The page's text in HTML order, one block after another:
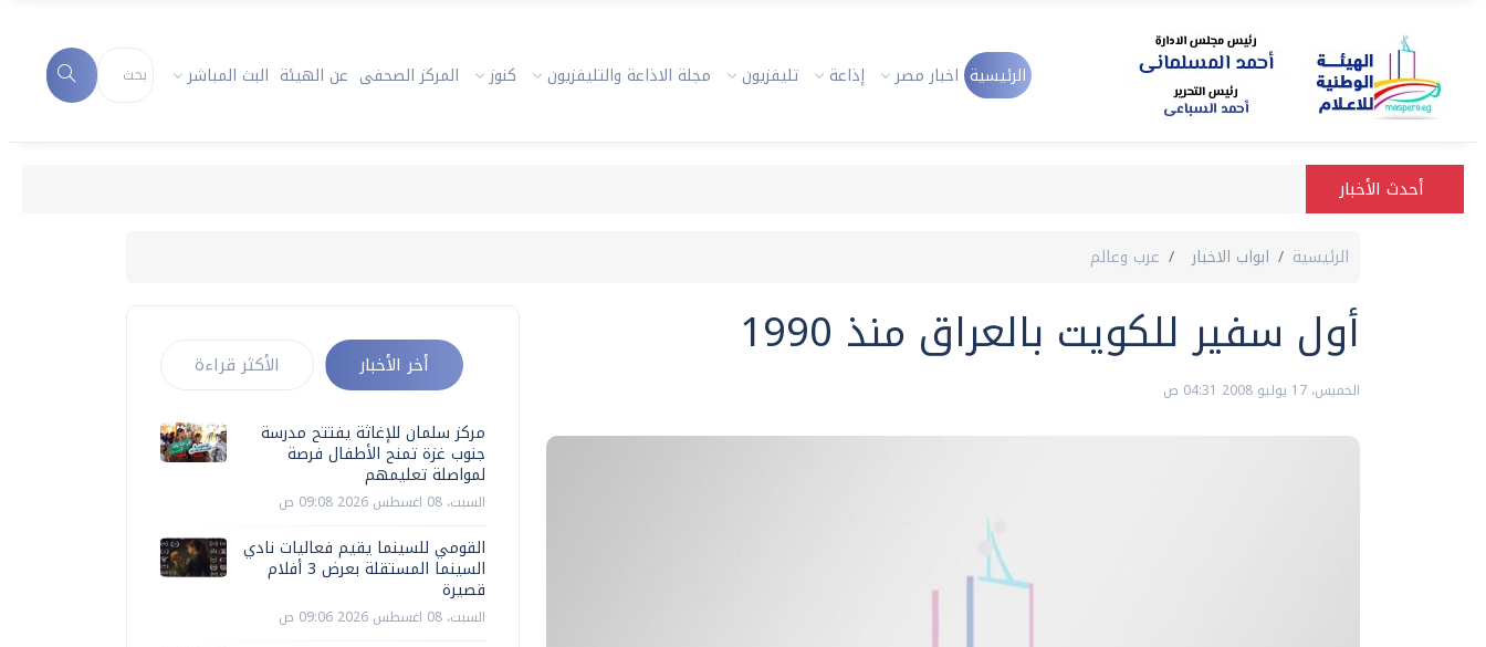
الرئيسية اخبار مصر إذاعة تليفزيون مجلة الاذاعة والتليفزيون كنوز المركز الصحفى عن الهيئة البث المباشر
أحدث الأخبار
الرئيسية ابواب الاخبار عرب وعالم
أول سفير للكويت بالعراق منذ 1990
الخميس، 17 يوليو 2008 04:31 ص
أخر الأخبار الأكثر قراءة
مركز سلمان للإغاثة يفتتح مدرسة
جنوب غزة تمنح الأطفال فرصة
لمواصلة تعليمهم
السبت، 08 اغسطس 2026 09:08 ص
القومي للسينما يقيم فعاليات نادي
السينما المستقلة بعرض 3 أفلام
قصيرة
السبت، 08 اغسطس 2026 09:06 ص